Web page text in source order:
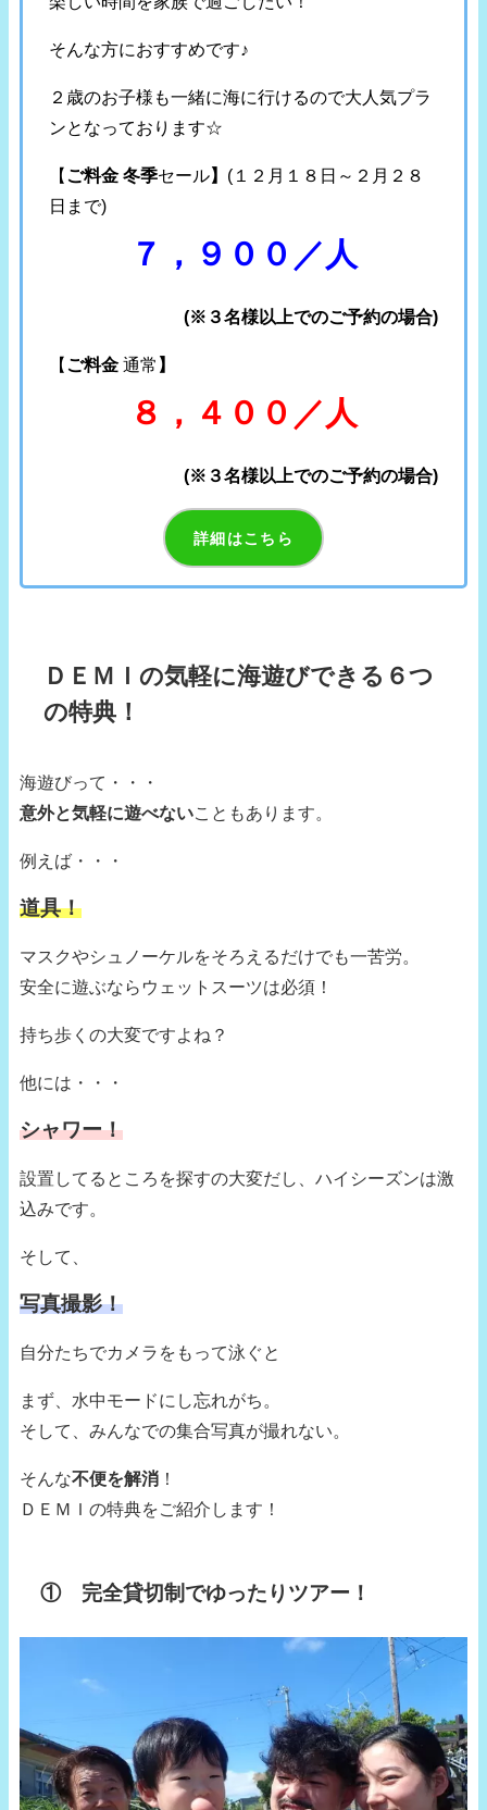
そんな方におすすめです♪
２歳のお子様も一緒に海に行けるので大人気プラ
ンとなっております☆
【 ご料金 冬季セール】 (１２月１８日～２月２８
日まで)
７，９００／人
(※３名様以上でのご予約の場合)
【 ご料金 通常 】
８，４００／人
(※３名様以上でのご予約の場合)
詳細はこちら
ＤＥＭＩの気軽に海遊びできる６つ
の特典！
海遊びって・・・
意外と気軽に遊べない こともあります。
例えば・・・
道具！
マスクやシュノーケルをそろえるだけでも一苦労。
安全に遊ぶならウェットスーツは必須！
持ち歩くの大変ですよね？
他には・・・
シャワー！
設置してるところを探すの大変だし、ハイシーズンは激
込みです。
そして、
写真撮影！
自分たちでカメラをもって泳ぐと
まず、水中モードにし忘れがち。
そして、みんなでの集合写真が撮れない。
そんな不便を解消 ！
ＤＥＭＩの特典をご紹介します！
① 完全貸切制でゆったりツアー！